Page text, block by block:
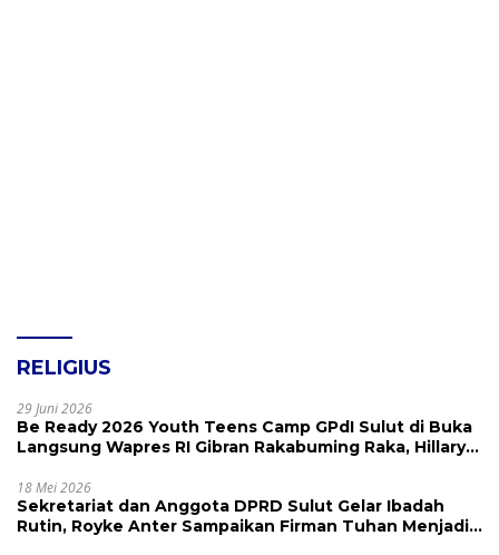
RELIGIUS
29 Juni 2026
Be Ready 2026 Youth Teens Camp GPdI Sulut di Buka
Langsung Wapres RI Gibran Rakabuming Raka, Hillary
18 Mei 2026
Sekretariat dan Anggota DPRD Sulut Gelar Ibadah
Rutin, Royke Anter Sampaikan Firman Tuhan Menjadi